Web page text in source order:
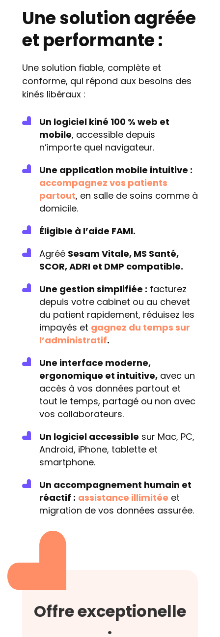
Une solution agréée
et performante :
Une solution fiable, complète et
conforme, qui répond aux besoins des
kinés libéraux :
Un logiciel kiné 100 % web et
mobile, accessible depuis
n’importe quel navigateur.
Une application mobile intuitive :
accompagnez vos patients
partout, en salle de soins comme à
domicile.
Éligible à l’aide FAMI.
Agréé Sesam Vitale, MS Santé,
SCOR, ADRI et DMP compatible.
Une gestion simplifiée : facturez
depuis votre cabinet ou au chevet
du patient rapidement, réduisez les
impayés et gagnez du temps sur
l’administratif.
Une interface moderne,
ergonomique et intuitive,avec un
accès à vos données partout et
tout le temps, partagé ou non avec
vos collaborateurs.
Un logiciel accessible sur Mac, PC,
Android, iPhone, tablette et
smartphone.
Un accompagnement humain et
réactif : assistance illimitée et
migration de vos données assurée.
Offre exceptionelle